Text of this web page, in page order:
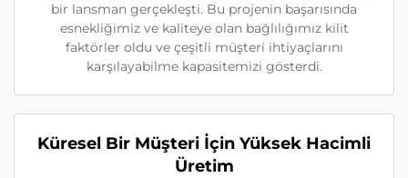
bir lansman gerçekleşti. Bu projenin başarısında
esnekliğimiz ve kaliteye olan bağlılığımız kilit
faktörler oldu ve çeşitli müşteri ihtiyaçlarını
karşılayabilme kapasitemizi gösterdi.
Küresel Bir Müşteri İçin Yüksek Hacimli
Üretim